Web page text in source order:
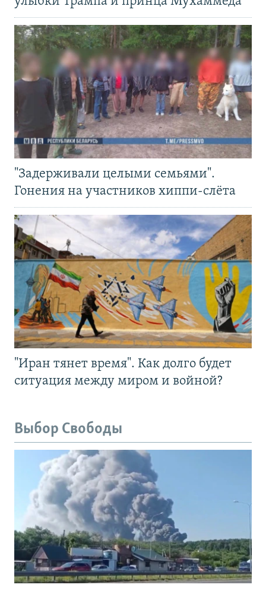
"Задерживали целыми семьями".
Гонения на участников хиппи-слёта
"Иран тянет время". Как долго будет
ситуация между миром и войной?
Выбор Свободы